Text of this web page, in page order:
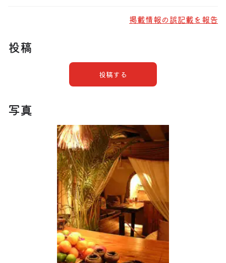
掲載情報の誤記載を報告
投稿
投稿する
写真